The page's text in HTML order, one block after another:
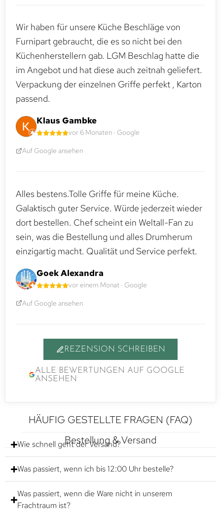
Wir haben für unsere Küche Beschläge von
Furnipart gebraucht, die es so nicht bei den
Küchenherstellern gab. LGM Beschlag hatte die
im Angebot und hat diese auch zeitnah geliefert.
Verpackung der einzelnen Griffe perfekt , Karton
passend.
Klaus Gambke
vor 6 Monaten · Google
Auf Google ansehen
Alles bestens.Tolle Griffe für meine Küche.
Galaktisch guter Service. Würde jederzeit wieder
dort bestellen. Chef scheint ein Weltall-Fan zu
sein, was die Bestellung und alles Drumherum
einzigartig macht. Qualität und Service perfekt.
Goek Alexandra
vor einem Monat · Google
Auf Google ansehen
REZENSION SCHREIBEN
ALLE BEWERTUNGEN AUF GOOGLE
ANSEHEN
HÄUFIG GESTELLTE FRAGEN (FAQ)
Bestellung & Versand
Wie schnell geht der Versand?
Was passiert, wenn ich bis 12:00 Uhr bestelle?
Was passiert, wenn die Ware nicht in unserem
Frachtraum ist?